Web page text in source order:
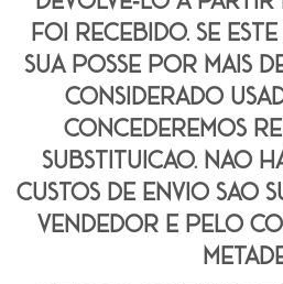
foi recebido. se este
sua posse por mais
considerado
concederemos
substituição. não
custos de envio são
vendedor e pelo